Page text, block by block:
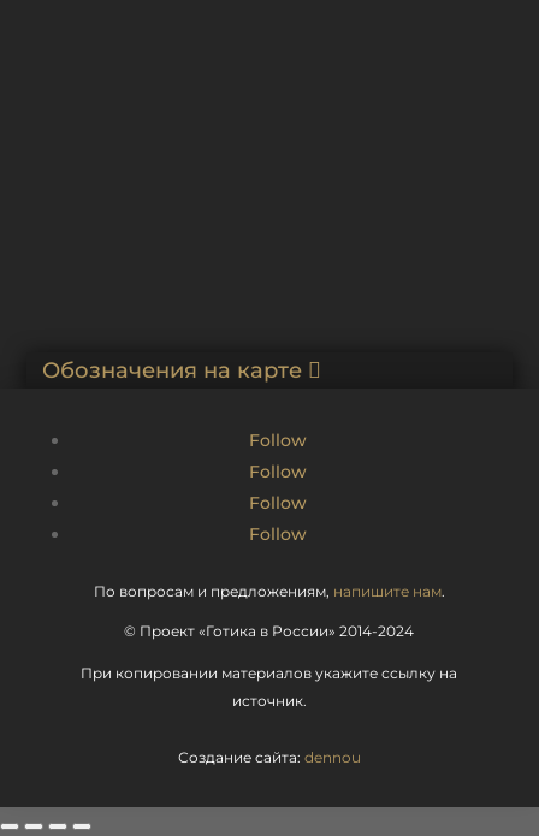
Обозначения на карте
Follow
Follow
Follow
Follow
По вопросам и предложениям, напишите нам.
© Проект «Готика в России» 2014-2024
При копировании материалов укажите ссылку на
источник.
Создание сайта: dennou